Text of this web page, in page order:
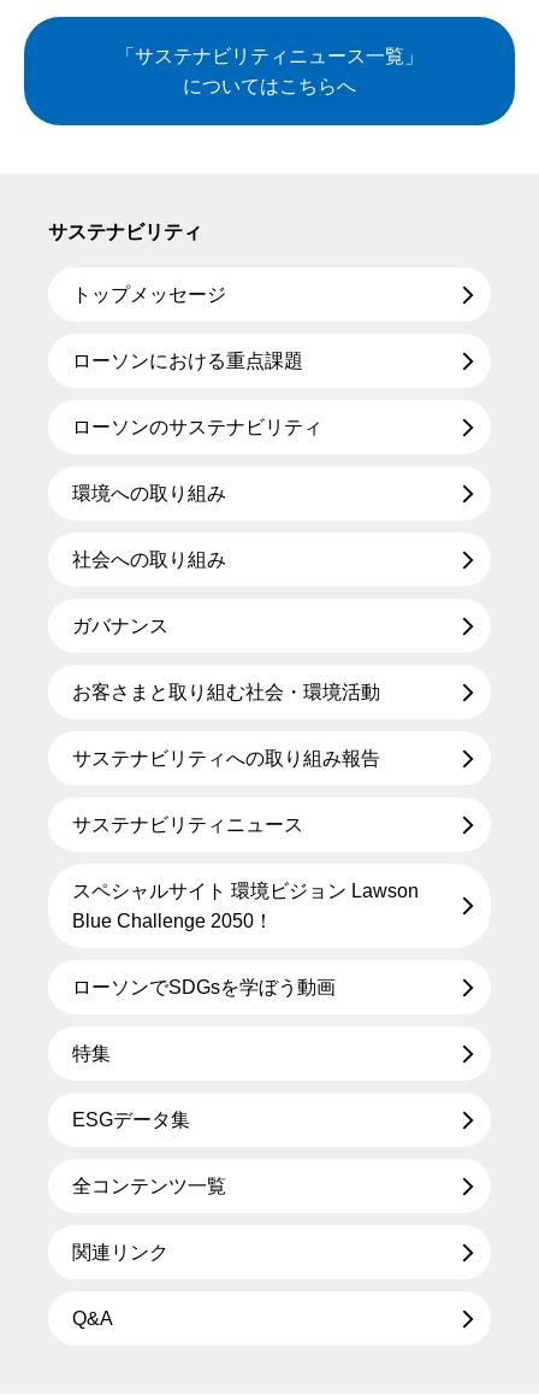
「サステナビリティニュース一覧」
についてはこちらへ
サステナビリティ
トップメッセージ
ローソンにおける重点課題
ローソンのサステナビリティ
環境への取り組み
社会への取り組み
ガバナンス
お客さまと取り組む社会・環境活動
サステナビリティへの取り組み報告
サステナビリティニュース
スペシャルサイト 環境ビジョン Lawson
Blue Challenge 2050！
ローソンでSDGsを学ぼう動画
特集
ESGデータ集
全コンテンツ一覧
関連リンク
Q&A